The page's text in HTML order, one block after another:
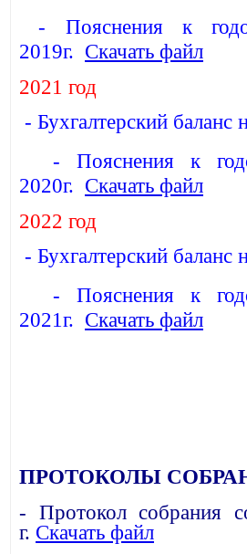
- Пояснения к
2019г. Скачать файл
2021 год
- Бухгалтерский баланс
- Пояснения к
2020г. Скачать файл
2022 год
- Бухгалтерский баланс
- Пояснения к
2021г. Скачать файл
ПРОТОКОЛЫ
- Протокол собрания
г. Скачать файл